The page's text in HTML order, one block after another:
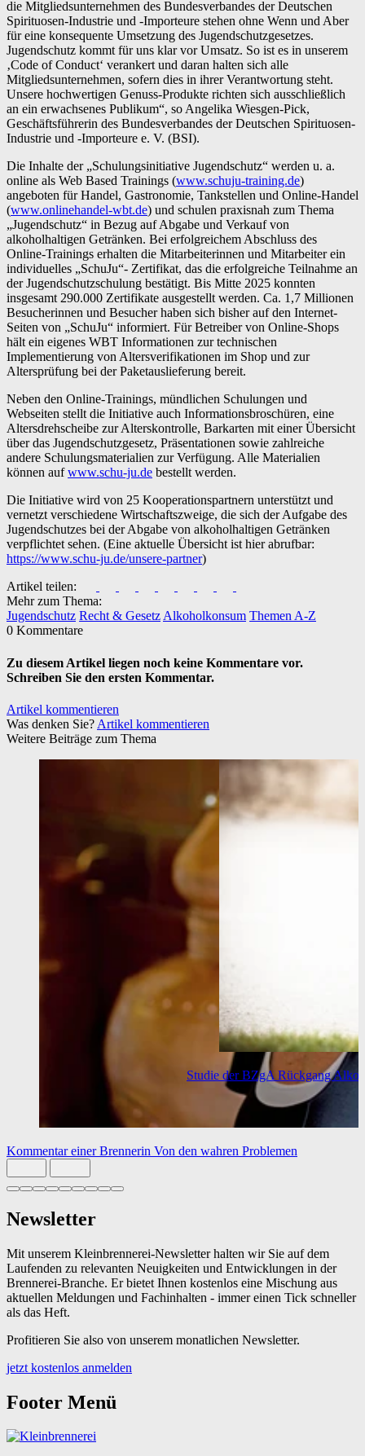
die Mitgliedsunternehmen des Bundesverbandes der Deutschen
Spirituosen-Industrie und -Importeure stehen ohne Wenn und Aber
für eine konsequente Umsetzung des Jugendschutzgesetzes.
Jugendschutz kommt für uns klar vor Umsatz. So ist es in unserem
‚Code of Conduct‘ verankert und daran halten sich alle
Mitgliedsunternehmen, sofern dies in ihrer Verantwortung steht.
Unsere hochwertigen Genuss-Produkte richten sich ausschließlich
an ein erwachsenes Publikum“, so Angelika Wiesgen-Pick,
Geschäftsführerin des Bundesverbandes der Deutschen Spirituosen-
Industrie und -Importeure e. V. (BSI).
Die Inhalte der „Schulungsinitiative Jugendschutz“ werden u. a.
online als Web Based Trainings (www.schuju-training.de)
angeboten für Handel, Gastronomie, Tankstellen und Online-Handel
(www.onlinehandel-wbt.de) und schulen praxisnah zum Thema
„Jugendschutz“ in Bezug auf Abgabe und Verkauf von
alkoholhaltigen Getränken. Bei erfolgreichem Abschluss des
Online-Trainings erhalten die Mitarbeiterinnen und Mitarbeiter ein
individuelles „SchuJu“- Zertifikat, das die erfolgreiche Teilnahme an
der Jugendschutzschulung bestätigt. Bis Mitte 2025 konnten
insgesamt 290.000 Zertifikate ausgestellt werden. Ca. 1,7 Millionen
Besucherinnen und Besucher haben sich bisher auf den Internet-
Seiten von „SchuJu“ informiert. Für Betreiber von Online-Shops
hält ein eigenes WBT Informationen zur technischen
Implementierung von Altersverifikationen im Shop und zur
Altersprüfung bei der Paketauslieferung bereit.
Neben den Online-Trainings, mündlichen Schulungen und
Webseiten stellt die Initiative auch Informationsbroschüren, eine
Altersdrehscheibe zur Alterskontrolle, Barkarten mit einer Übersicht
über das Jugendschutzgesetz, Präsentationen sowie zahlreiche
andere Schulungsmaterialien zur Verfügung. Alle Materialien
können aufwww.schu-ju.de bestellt werden.
Die Initiative wird von 25 Kooperationspartnern unterstützt und
vernetzt verschiedene Wirtschaftszweige, die sich der Aufgabe des
Jugendschutzes bei der Abgabe von alkoholhaltigen Getränken
verpflichtet sehen. (Eine aktuelle Übersicht ist hier abrufbar:
https://www.schu-ju.de/unsere-partner)
Artikel teilen:
Mehr zum Thema:
Jugendschutz Recht & Gesetz Alkoholkonsum Themen A-Z
0 Kommentare
Zu diesem Artikel liegen noch keine Kommentare vor.
Schreiben Sie den ersten Kommentar.
Artikel kommentieren
Was denken Sie? Artikel kommentieren
Weitere Beiträge zum Thema
Kommentar einer Brennerin Von den wahren Problemen
Studie der BZgA Rückgang
Slide 1 von 9 aktiv
Newsletter
Mit unserem Kleinbrennerei-Newsletter halten wir Sie auf dem
Laufenden zu relevanten Neuigkeiten und Entwicklungen in der
Brennerei-Branche. Er bietet Ihnen kostenlos eine Mischung aus
aktuellen Meldungen und Fachinhalten - immer einen Tick schneller
als das Heft.
Profitieren Sie also von unserem monatlichen Newsletter.
jetzt kostenlos anmelden
Footer Menü